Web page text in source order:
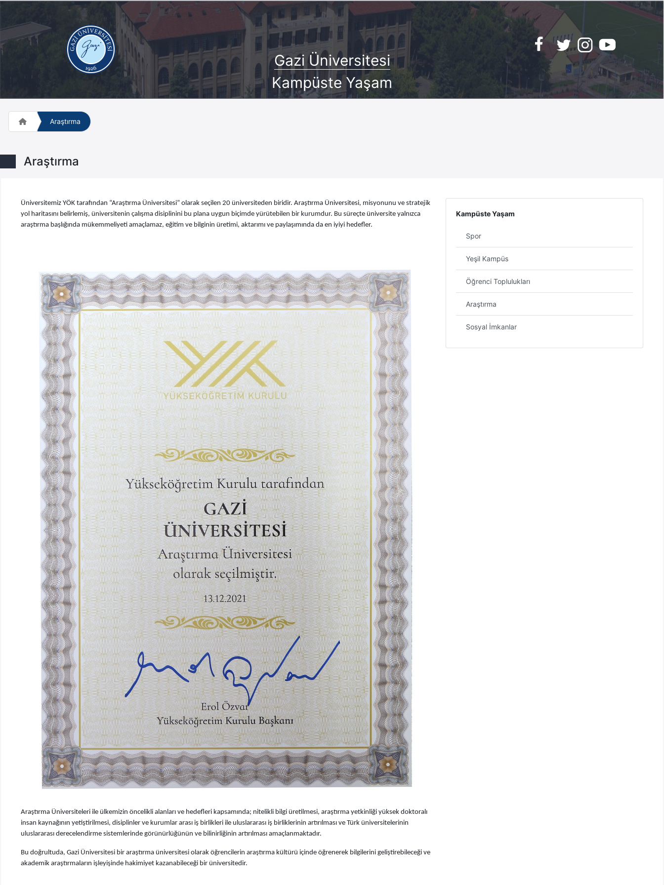
Gazi Üniversitesi
Kampüste Yaşam
Araştırma
Araştırma
Üniversitemiz YÖK tarafından “Araştırma Üniversitesi” olarak seçilen 20 üniversiteden biridir. Araştırma Üniversitesi, misyonunu ve stratejik
yol haritasını belirlemiş, üniversitenin çalışma disiplinini bu plana uygun biçimde yürütebilen bir kurumdur. Bu süreçte üniversite yalnızca
araştırma başlığında mükemmeliyeti amaçlamaz, eğitim ve bilginin üretimi, aktarımı ve paylaşımında da en iyiyi hedefler.
Araştırma Üniversiteleri ile ülkemizin öncelikli alanları ve hedefleri kapsamında; nitelikli bilgi üretilmesi, araştırma yetkinliği yüksek doktoralı
insan kaynağının yetiştirilmesi, disiplinler ve kurumlar arası iş birlikleri ile uluslararası iş birliklerinin artırılması ve Türk üniversitelerinin
uluslararası derecelendirme sistemlerinde görünürlüğünün ve bilinirliğinin artırılması amaçlanmaktadır.
Bu doğrultuda, Gazi Üniversitesi bir araştırma üniversitesi olarak öğrencilerin araştırma kültürü içinde öğrenerek bilgilerini geliştirebileceği ve
akademik araştırmaların işleyişinde hakimiyet kazanabileceği bir üniversitedir.
Kampüste Yaşam
Spor
Yeşil Kampüs
Öğrenci Toplulukları
Araştırma
Sosyal İmkanlar